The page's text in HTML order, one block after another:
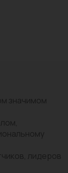
значимом
лидеров